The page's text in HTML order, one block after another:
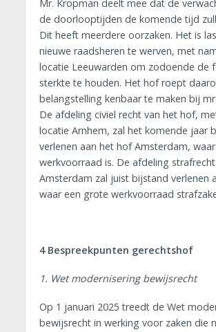
Mr. Kropman deelt mee dat de
de doorlooptijden de komende tijd
Dit heeft meerdere oorzaken. Het is
nieuwe raadsheren te werven, met
locatie Leeuwarden om zodoende de
sterkte te houden. Het hof roept
belangstelling kenbaar te maken bij
De afdeling civiel recht van het hof,
locatie Arnhem, zal het komende jaar
verlenen aan het hof Amsterdam,
werkvoorraad is. De afdeling
Amsterdam zal juist bijstand verlenen
waar een grote werkvoorraad
4 Bespreekpunten gerechtshof
1. Wet modernisering bewijsrecht
Op 1 januari 2025 treedt de Wet
bewijsrecht in werking voor zaken die